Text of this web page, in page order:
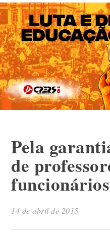
CPERS – Sindicato
CPERS – Sindicato dos
do Estado do Rio Grande do
content
Pela
de
14 de abril de 2015